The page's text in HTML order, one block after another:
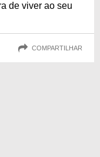
de viver ao seu
COMPARTILHAR